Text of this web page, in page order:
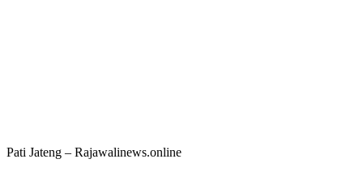
Pati Jateng – Rajawalinews.online